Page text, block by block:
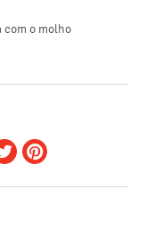
com o molho